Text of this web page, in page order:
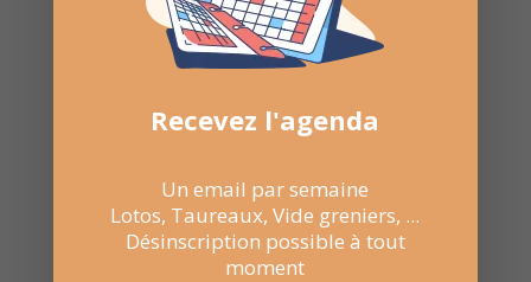
Recevez l'agenda
Un email par semaine
Lotos, Taureaux, Vide greniers, ...
Désinscription possible à tout
moment